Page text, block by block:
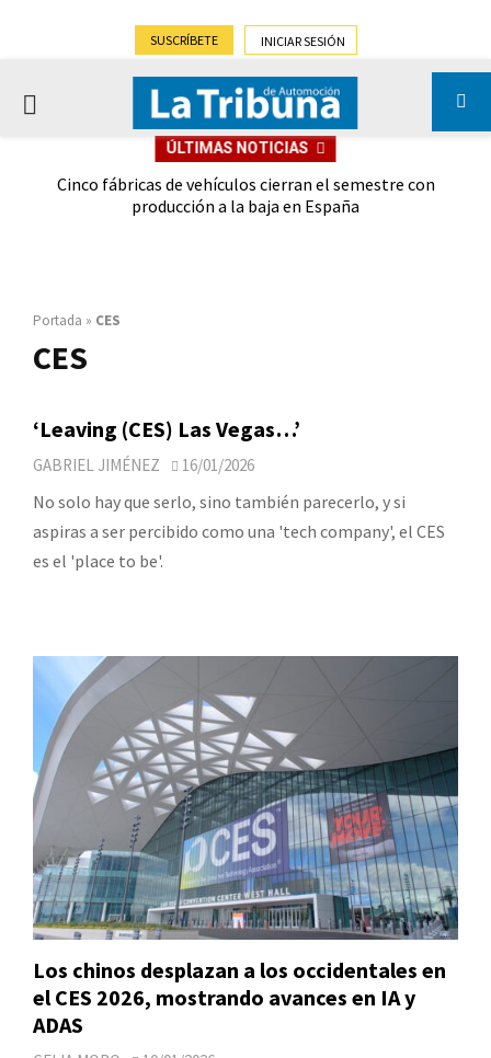
SUSCRÍBETE INICIAR SESIÓN
PRIMARY
ÚLTIMAS NOTICIAS
Cinco fábricas de vehículos cierran el semestre con
producción a la baja en España
Portada » CES
CES
‘Leaving (CES) Las Vegas…’
GABRIEL JIMÉNEZ 16/01/2026
No solo hay que serlo, sino también parecerlo, y si
aspiras a ser percibido como una 'tech company', el CES
es el 'place to be'.
Los chinos desplazan a los occidentales en
el CES 2026, mostrando avances en IA y
ADAS